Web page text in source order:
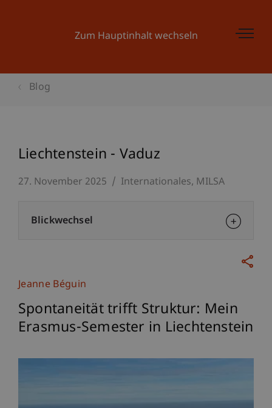
Zum Hauptinhalt wechseln
Blog
Liechtenstein - Vaduz
27. November 2025 Internationales MILSA
Jeanne Béguin
Spontaneität trifft Struktur: Mein
Erasmus-Semester in Liechtenstein
Blickwechsel